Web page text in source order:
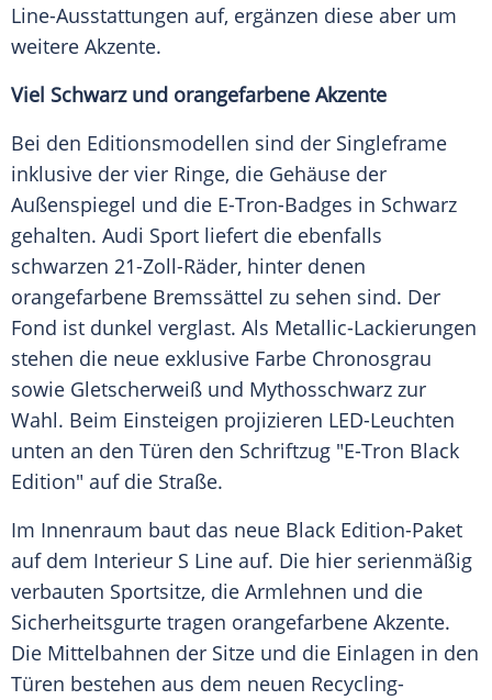
Line-Ausstattungen auf, ergänzen diese aber um
weitere Akzente.
Viel Schwarz und orangefarbene Akzente
Bei den Editionsmodellen sind der Singleframe
inklusive der vier Ringe, die Gehäuse der
Außenspiegel und die E-Tron-Badges in Schwarz
gehalten. Audi Sport liefert die ebenfalls
schwarzen 21-Zoll-Räder, hinter denen
orangefarbene Bremssättel zu sehen sind. Der
Fond ist dunkel verglast. Als Metallic-Lackierungen
stehen die neue exklusive Farbe Chronosgrau
sowie Gletscherweiß und Mythosschwarz zur
Wahl. Beim Einsteigen projizieren LED-Leuchten
unten an den Türen den Schriftzug "E-Tron Black
Edition" auf die Straße.
Im Innenraum baut das neue Black Edition-Paket
auf dem Interieur S Line auf. Die hier serienmäßig
verbauten Sportsitze, die Armlehnen und die
Sicherheitsgurte tragen orangefarbene Akzente.
Die Mittelbahnen der Sitze und die Einlagen in den
Türen bestehen aus dem neuen Recycling-